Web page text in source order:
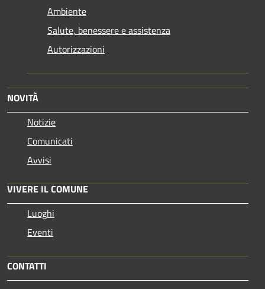
Ambiente
Salute, benessere e assistenza
Autorizzazioni
NOVITÀ
Notizie
Comunicati
Avvisi
VIVERE IL COMUNE
Luoghi
Eventi
CONTATTI